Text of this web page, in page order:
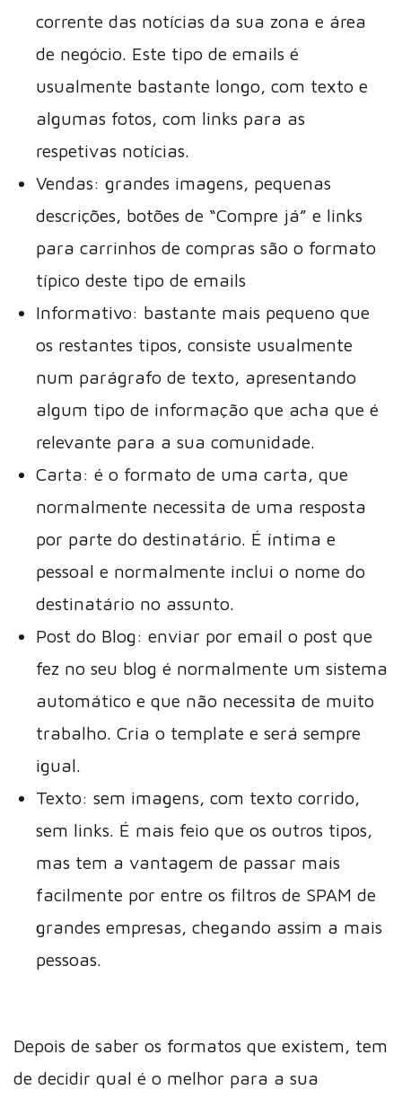
corrente das notícias da sua zona e área
de negócio. Este tipo de emails é
usualmente bastante longo, com texto e
algumas fotos, com links para as
respetivas notícias.
Vendas: grandes imagens, pequenas
descrições, botões de “Compre já” e links
para carrinhos de compras são o formato
típico deste tipo de emails
Informativo: bastante mais pequeno que
os restantes tipos, consiste usualmente
num parágrafo de texto, apresentando
algum tipo de informação que acha que é
relevante para a sua comunidade.
Carta: é o formato de uma carta, que
normalmente necessita de uma resposta
por parte do destinatário. É íntima e
pessoal e normalmente inclui o nome do
destinatário no assunto.
Post do Blog: enviar por email o post que
fez no seu blog é normalmente um sistema
automático e que não necessita de muito
trabalho. Cria o template e será sempre
igual.
Texto: sem imagens, com texto corrido,
sem links. É mais feio que os outros tipos,
mas tem a vantagem de passar mais
facilmente por entre os filtros de SPAM de
grandes empresas, chegando assim a mais
pessoas.
Depois de saber os formatos que existem, tem
de decidir qual é o melhor para a sua